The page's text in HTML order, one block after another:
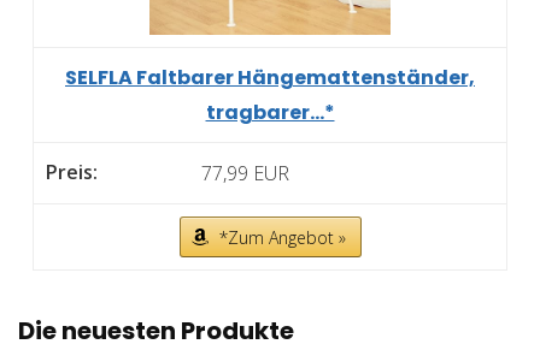
SELFLA Faltbarer Hängemattenständer,
tragbarer...*
77,99 EUR
*Zum Angebot »
Die neuesten Produkte